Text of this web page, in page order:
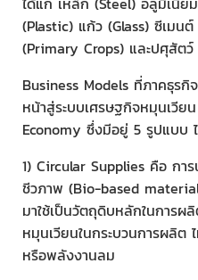
(Plastic) แก้ว (Glass) ซีเมน
(Primary Crops) และปศุสัตว์
Business Models ที่ภาคธุรกิ
หน้าสู่ระบบเศรษฐกิจหมุนเวีย
Economy ซึ่งมีอยู่ 5 รูปแบบ
1) Circular Supplies คือ กา
ชีวภาพ (Bio-based
มาใช้เป็นวัตถุดิบหลักในการผ
หมุนเวียนในกระบวนการผลิต
หรือพลังงานลม